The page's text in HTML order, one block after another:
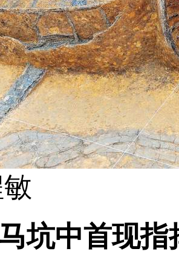
坑中首现指